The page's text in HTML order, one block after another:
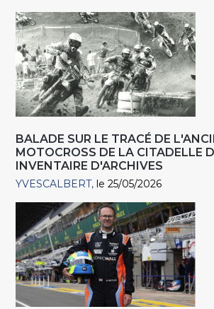
BALADE SUR LE TRACÉ DE
MOTOCROSS DE LA CITADELLE
INVENTAIRE D'ARCHIVES
YVESCALBERT le 25/05/2026